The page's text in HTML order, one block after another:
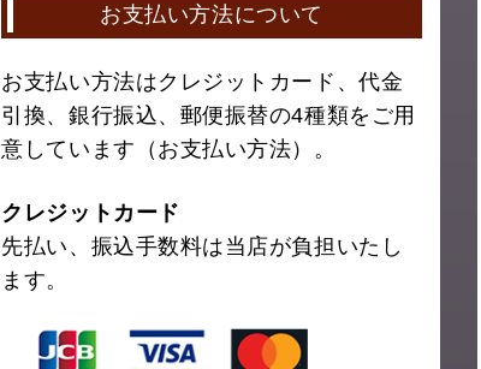
お支払い方法について
お支払い方法はクレジットカード、代金
引換、銀行振込、郵便振替の4種類をご用
意しています（お支払い方法）。
クレジットカード
先払い、振込手数料は当店が負担いたし
ます。